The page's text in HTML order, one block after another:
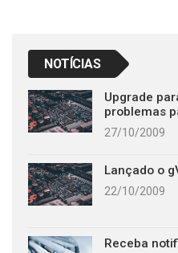
NOTÍCIAS
Upgrade
problemas
27/10/2009
Lançado o
22/10/2009
Receba